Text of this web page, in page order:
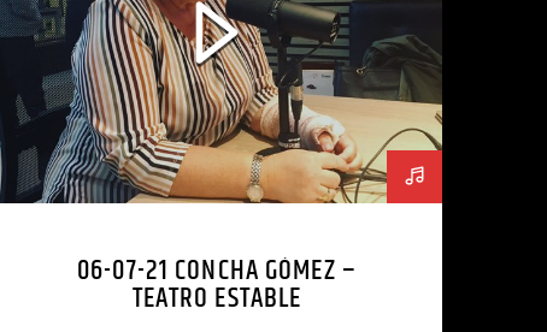
06-07-21 CONCHA GÓMEZ –
TEATRO ESTABLE